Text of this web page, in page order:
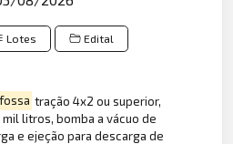
Lotes Edital
tração 4x2 ou superior,
litros, bomba a vácuo de
e ejeção para descarga de